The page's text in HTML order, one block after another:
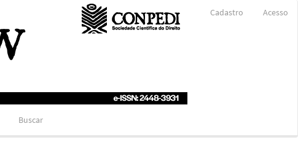
Cadastro Acesso
Buscar